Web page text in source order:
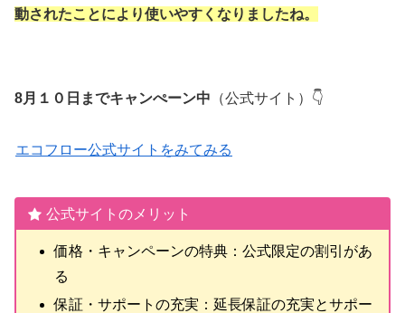
動されたことにより使いやすくなりましたね。
8月１０日までキャンぺーン中 （公式サイト）👇
エコフロー公式サイトをみてみる
公式サイトのメリット
価格・キャンペーンの特典：公式限定の割引があ
る
保証・サポートの充実：延長保証の充実とサポー